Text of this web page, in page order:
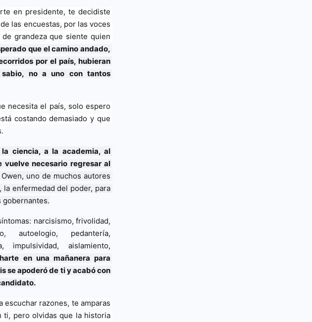
en presidente, te decidiste
las encuestas, por las voces
grandeza que siente quien
que el camino andado,
por el país, hubieran
no a uno con tantos
necesita el país, solo espero
costando demasiado y que
ciencia, a la academia, al
vuelve necesario regresar al
uno de muchos autores
enfermedad del poder, para
gobernantes.
narcisismo, frivolidad,
autoelogio, pedantería,
impulsividad, aislamiento,
en una mañanera para
se apoderó de ti y acabó con
escuchar razones, te amparas
pero olvidas que la historia